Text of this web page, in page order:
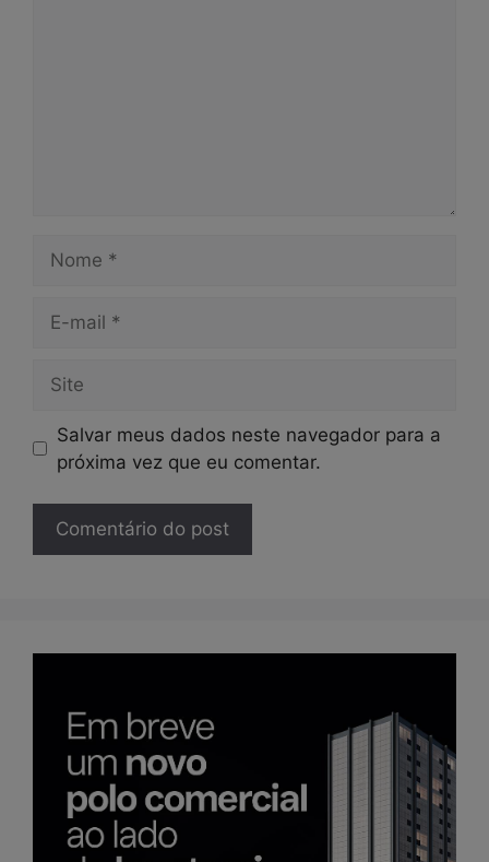
mail
Salvar meus dados neste navegador para a
próxima vez que eu comentar.